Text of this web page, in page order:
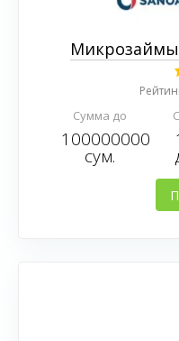
Сумма до
100000000
сум.